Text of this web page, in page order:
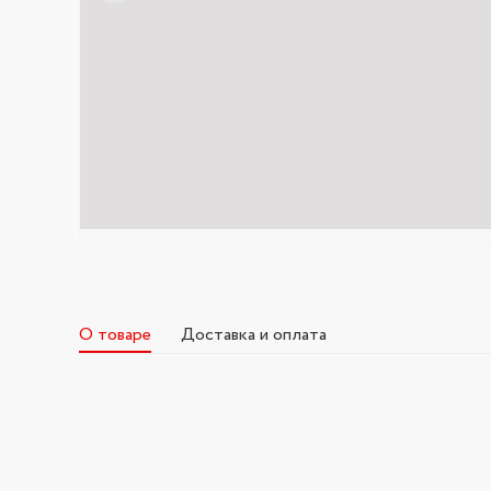
О товаре Доставка и оплата